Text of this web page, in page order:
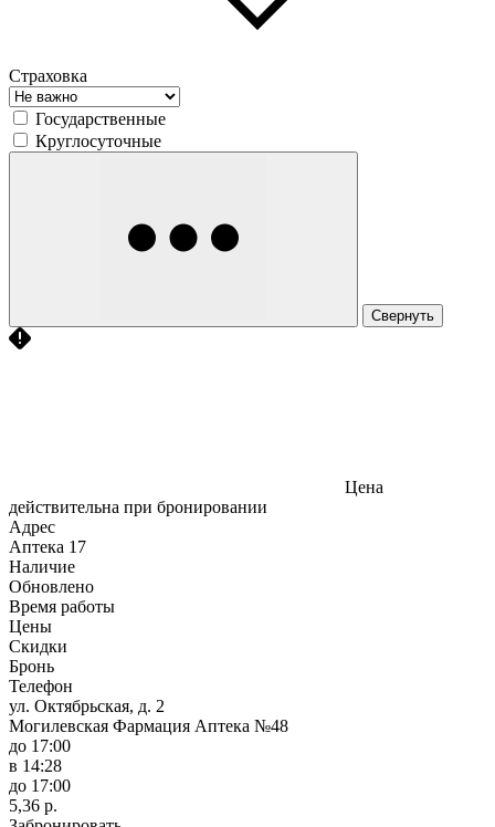
Страховка
Государственные
Круглосуточные
Свернуть
Цена
действительна при бронировании
Адрес
Аптека 17
Наличие
Обновлено
Время работы
Цены
Скидки
Бронь
Телефон
ул. Октябрьская, д. 2
Могилевская Фармация Аптека №48
до 17:00
в 14:28
до 17:00
5,36 р.